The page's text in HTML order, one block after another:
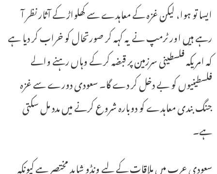
ایسا تو ہوا، لیکن غزہ کے معاہدے سے کھلواڑ کے آثار نظر آ
رہے ہیں اور ٹرمپ نے یہ کہہ کر صورتحال کو خراب کر دیا ہے
کہ امریکہ فلسطینی سرزمین پر قبضہ کر کے وہاں رہنے والے
فلسطینیوں کو بے دخل کر دے گا۔ سعودی دورے سے غزہ
جنگ بندی معاہدے کو دوبارہ شروع کرنے میں مدد مل سکتی
ہے۔
سعودی عرب میں ملاقات کے لیے ونڈو شاید مختصر ہے کیونکہ